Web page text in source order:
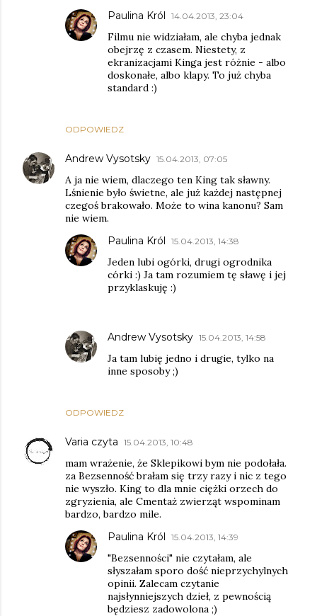
ODPOWIEDZ
Paulina Król 14.04.2013, 23:04
Filmu nie widziałam, ale chyba jednak
obejrzę z czasem. Niestety, z
ekranizacjami Kinga jest różnie - albo
doskonałe, albo klapy. To już chyba
standard :)
Andrew Vysotsky 15.04.2013, 07:05
A ja nie wiem, dlaczego ten King tak sławny.
Lśnienie było świetne, ale już każdej następnej
czegoś brakowało. Może to wina kanonu? Sam
nie wiem.
ODPOWIEDZ
Paulina Król 15.04.2013, 14:38
Jeden lubi ogórki, drugi ogrodnika
córki :) Ja tam rozumiem tę sławę i jej
przyklaskuję :)
Andrew Vysotsky 15.04.2013, 14:58
Ja tam lubię jedno i drugie, tylko na
inne sposoby ;)
Varia czyta 15.04.2013, 10:48
mam wrażenie, że Sklepikowi bym nie podołała.
za Bezsenność brałam się trzy razy i nic z tego
nie wyszło. King to dla mnie ciężki orzech do
zgryzienia, ale Cmentaż zwierząt wspominam
bardzo, bardzo mile.
Paulina Król 15.04.2013, 14:39
"Bezsenności" nie czytałam, ale
słyszałam sporo dość nieprzychylnych
opinii. Zalecam czytanie
najsłynniejszych dzieł, z pewnością
będziesz zadowolona ;)